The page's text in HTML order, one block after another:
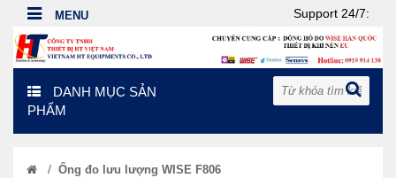
Support 24/7:
DANH MỤC SẢN
PHẨM
/ Ống đo lưu lượng WISE F806